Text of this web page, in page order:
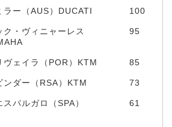
ラー（AUS）DUCATI 100
ク・ヴィニャーレス
95
ヴェイラ（POR）KTM 85
ンダー（RSA）KTM 73
パルガロ（SPA）
61